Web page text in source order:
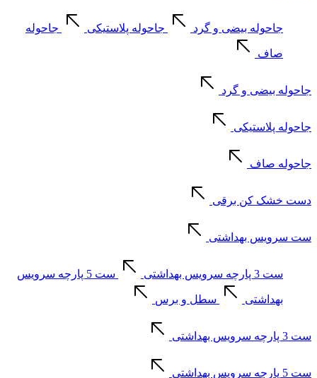
جاحوله بیضی و گرد جاحوله پلاستیکی جاحوله
صاف
جاحوله بیضی و گرد
جاحوله پلاستیکی
جاحوله صاف
دست خشک کن برقی
ست سرویس بهداشتی
ست 3 پارچه سرویس بهداشتی ست 5 پارچه سرویس
بهداشتی سطل و برس
ست 3 پارچه سرویس بهداشتی
ست 5 پارچه سرویس بهداشتی